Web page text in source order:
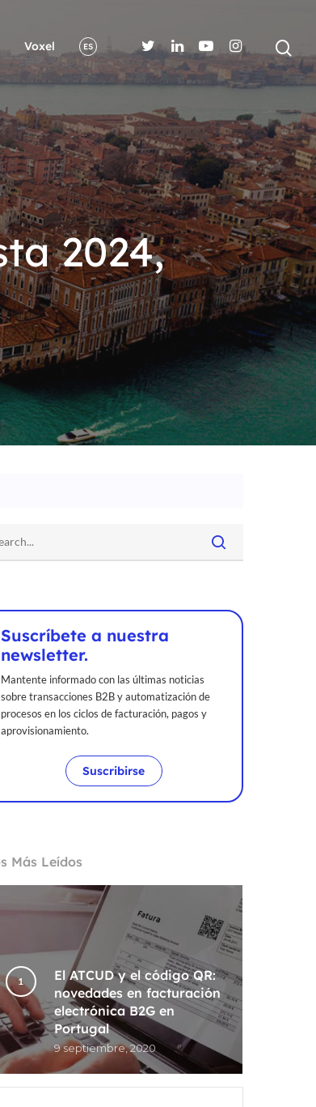
Voxel ES
2024,
Suscríbete a nuestra
newsletter.
Mantente informado con las últimas noticias
sobre transacciones B2B y automatización de
procesos en los ciclos de facturación, pagos y
aprovisionamiento.
Suscribirse
Más Leídos
El ATCUD y el código QR:
novedades en facturación
electrónica B2G en
Portugal
9 septiembre, 2020